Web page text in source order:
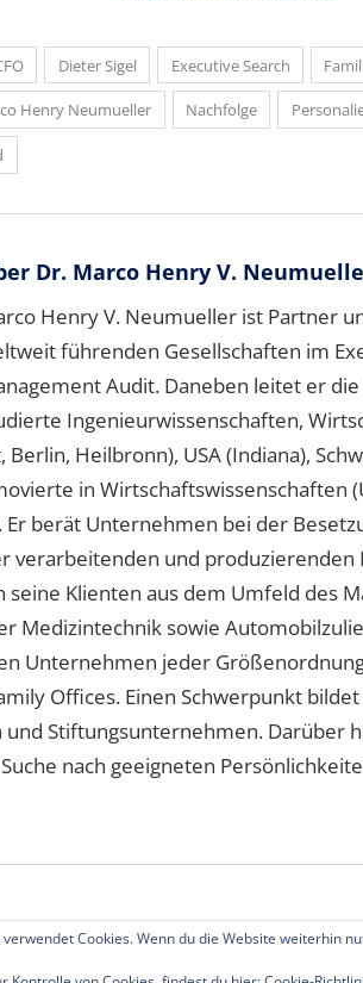
Dieter Sigel Executive Search
Henry Neumueller Nachfolge
Dr. Marco Henry V.
Henry V. Neumueller ist Partner
führenden Gesellschaften im
Audit. Daneben leitet er
Ingenieurwissenschaften,
Heilbronn), USA (Indiana),
in Wirtschaftswissenschaften
berät Unternehmen bei der
verarbeitenden und
Klienten aus dem Umfeld des
Medizintechnik sowie
Unternehmen jeder
Offices. Einen Schwerpunkt
Stiftungsunternehmen. Darüber
nach geeigneten
Alle Rechte
Cookies. Wenn du die Website weiterhin